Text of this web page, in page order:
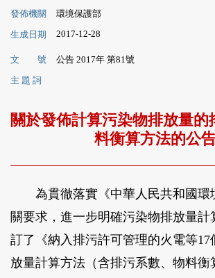
發佈機關
環境保護部
生成日期
2017-12-28
文 號
公告 2017年 第81號
主 題 詞
關於發佈計算污染物排放量的
料衡算方法的公
為貫徹落實《中華人民共和國環
關要求，進一步明確污染物排放量計
訂了《納入排污許可管理的火電等17
放量計算方法（含排污系數、物料衡